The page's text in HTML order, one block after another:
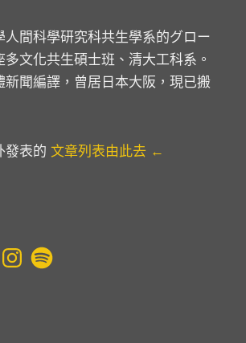
人間科學研究科共生學系的グロー
多文化共生碩士班、清大工科系。
新聞編譯，曾居日本大阪，現已搬
發表的 文章列表由此去 ←
Instagram
Spotify